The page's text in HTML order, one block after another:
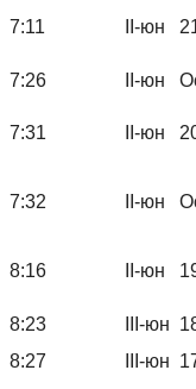
7:11 ІІ-юн
7:26 ІІ-юн
7:31 ІІ-юн
7:32 ІІ-юн
8:16 ІІ-юн
8:23 ІІІ-юн
8:27 ІІІ-юн